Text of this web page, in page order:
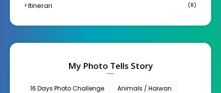
Itinerari (8)
My Photo Tells Story
16 Days Photo Challenge
Animals / Haiwan